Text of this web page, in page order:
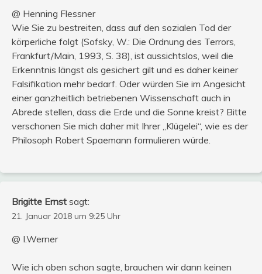
@ Henning Flessner
Wie Sie zu bestreiten, dass auf den sozialen Tod der
körperliche folgt (Sofsky, W.: Die Ordnung des Terrors,
Frankfurt/Main, 1993, S. 38), ist aussichtslos, weil die
Erkenntnis längst als gesichert gilt und es daher keiner
Falsifikation mehr bedarf. Oder würden Sie im Angesicht
einer ganzheitlich betriebenen Wissenschaft auch in
Abrede stellen, dass die Erde und die Sonne kreist? Bitte
verschonen Sie mich daher mit Ihrer „Klügelei“, wie es der
Philosoph Robert Spaemann formulieren würde.
Brigitte Ernst sagt:
21. Januar 2018 um 9:25 Uhr
@ I.Werner
Wie ich oben schon sagte, brauchen wir dann keinen